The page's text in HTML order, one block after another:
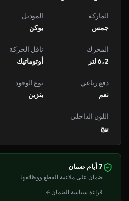
الماركة
جمس
الموديل
يوكن
المحرك
6،2 لتر
ناقل الحركة
أوتوماتيك
دفع رباعي
نعم
نوع الوقود
بنزين
اللون الداخلي
بيج
7 أيام ضمان
ضمان على ملاءمة القطع ووظائفها.
قراءة سياسة الضمان